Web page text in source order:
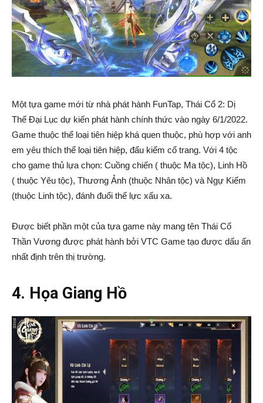
Một tựa game mới từ nhà phát hành FunTap, Thái Cổ 2: Dị
Thế Đại Lục dự kiến phát hành chính thức vào ngày 6/1/2022.
Game thuộc thể loại tiên hiệp khá quen thuộc, phù hợp với anh
em yêu thích thể loại tiên hiệp, đấu kiếm cổ trang. Với 4 tộc
cho game thủ lựa chọn: Cuồng chiến ( thuộc Ma tộc), Linh Hồ
( thuộc Yêu tộc), Thương Ảnh (thuộc Nhân tộc) và Ngự Kiếm
(thuộc Linh tộc), đánh đuổi thế lực xấu xa.
Được biết phần một của tựa game này mang tên Thái Cổ
Thần Vương được phát hành bởi VTC Game tạo được dấu ấn
nhất định trên thị trường.
4. Họa Giang Hồ